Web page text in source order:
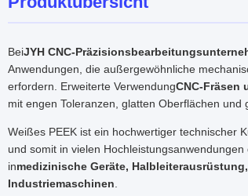
BeiJYH CNC-
Anwendungen, die außergewöhnliche
erfordern. Erweiterte VerwendungCNC-Fräsen
mit engen Toleranzen, glatten Oberflächen und
Weißes PEEK ist ein hochwertiger technischer
und somit in vielen
inmedizinische Geräte,
Industriemaschinen